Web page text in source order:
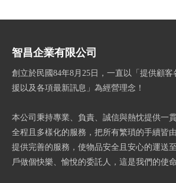
智昌企業有限公司
創立於民國84年8月25日，一直以「提供顧客
援以及各項最新訊息」為經營理念！
本公司秉持專業、負責、誠信與熱忱提供一
全程且多樣化的服務，把所有繁瑣的手續皆
提供完善的服務，使物品安全且安心的運送
戶做個快樂、愉悅的委託人，這是我們的使命